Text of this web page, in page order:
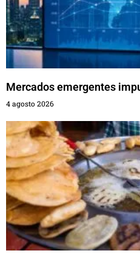
Mercados emergentes
4 agosto 2026